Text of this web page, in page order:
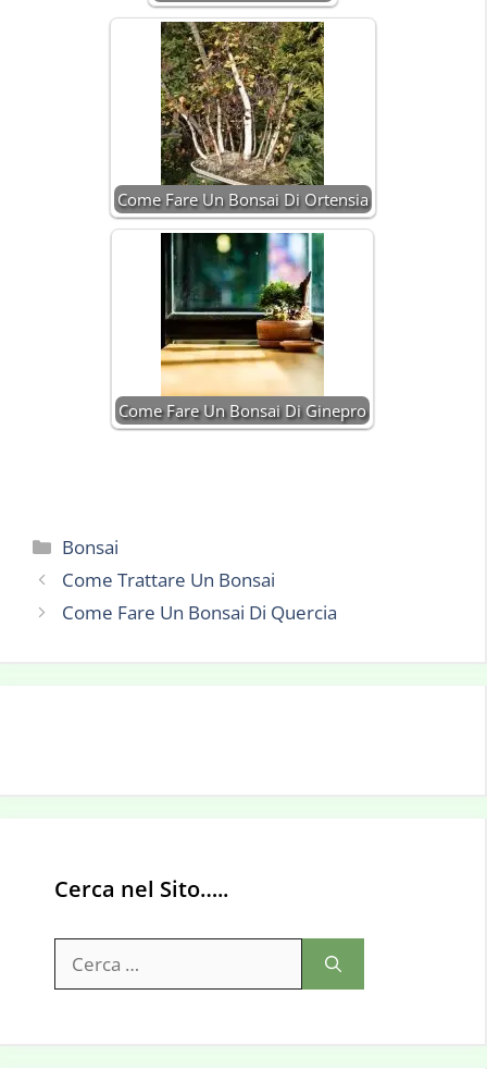
Come Fare Un Bonsai Di Ortensia
Come Fare Un Bonsai Di Ginepro
Categorie
Bonsai
Come Trattare Un Bonsai
Come Fare Un Bonsai Di Quercia
Cerca nel Sito…..
per: